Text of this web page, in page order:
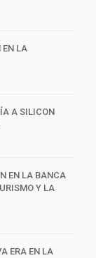
EN LA
A SILICON
EN LA BANCA
Y LA
ERA EN LA